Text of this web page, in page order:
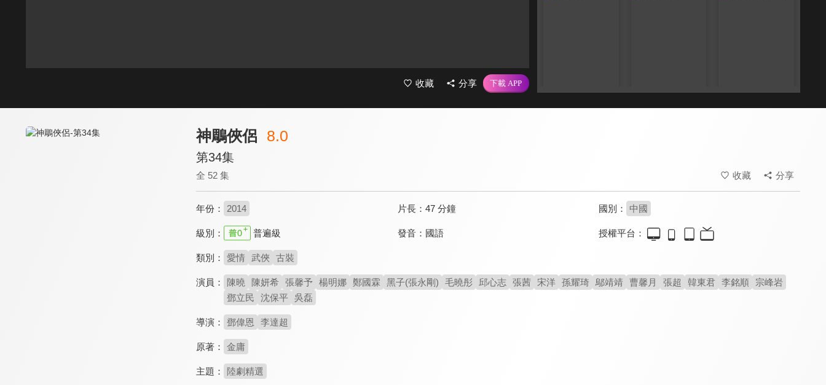
收藏 分享
全 40 集 全 54 集 全 24 集
神鵰俠侶 8.0
第34集
全 52 集 收藏 分享
年份： 2014 片長： 47 分鐘 國別： 中國
級別： 普遍級 發音： 國語 授權平台：
類別： 愛情 武俠 古裝
演員： 陳曉 陳妍希 張馨予 楊明娜 鄭國霖 黑子(張永剛) 毛曉彤 邱心志 張茜 宋洋 孫耀琦 鄔靖靖 曹馨月 張超 韓東君 李銘順
宗峰岩
鄧立民
沈保平 吳磊
導演： 鄧偉恩 李達超
原著： 金庸
主題： 陸劇精選